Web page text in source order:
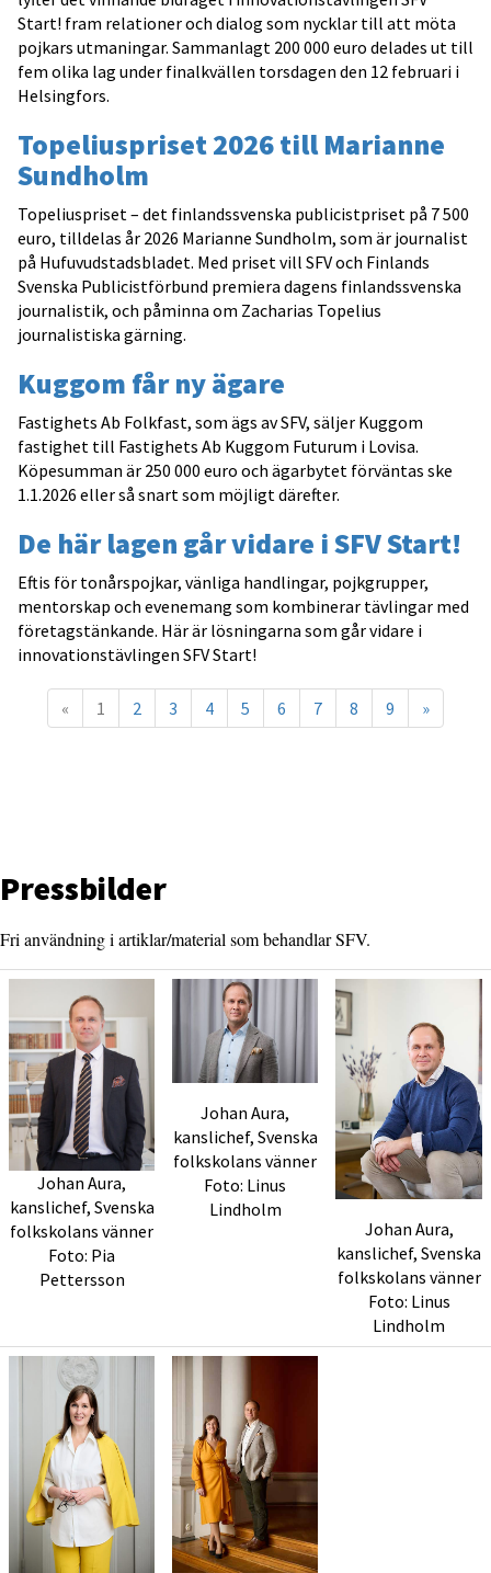
Start! fram relationer och dialog som nycklar till att möta
pojkars utmaningar. Sammanlagt 200 000 euro delades ut till
fem olika lag under finalkvällen torsdagen den 12 februari i
Helsingfors.
Topeliuspriset 2026 till Marianne
Sundholm
Topeliuspriset – det finlandssvenska publicistpriset på 7 500
euro, tilldelas år 2026 Marianne Sundholm, som är journalist
på Hufuvudstadsbladet. Med priset vill SFV och Finlands
Svenska Publicistförbund premiera dagens finlandssvenska
journalistik, och påminna om Zacharias Topelius
journalistiska gärning.
Kuggom får ny ägare
Fastighets Ab Folkfast, som ägs av SFV, säljer Kuggom
fastighet till Fastighets Ab Kuggom Futurum i Lovisa.
Köpesumman är 250 000 euro och ägarbytet förväntas ske
1.1.2026 eller så snart som möjligt därefter.
De här lagen går vidare i SFV Start!
Eftis för tonårspojkar, vänliga handlingar, pojkgrupper,
mentorskap och evenemang som kombinerar tävlingar med
företagstänkande. Här är lösningarna som går vidare i
innovationstävlingen SFV Start!
« 1 2 3 4 5 6 7 8 9 »
Pressbilder
Fri användning i artiklar/material som behandlar SFV.
Johan Aura,
kanslichef, Svenska
folkskolans vänner
Foto: Pia
Pettersson
Johan Aura,
kanslichef, Svenska
folkskolans vänner
Foto: Linus
Lindholm
Johan Aura,
kanslichef, Svenska
folkskolans vänner
Foto: Linus
Lindholm